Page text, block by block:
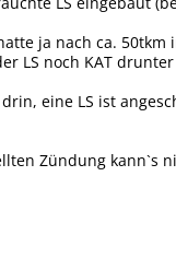
ja nach ca.
LS noch KAT
eine LS ist
Zündung kann`s